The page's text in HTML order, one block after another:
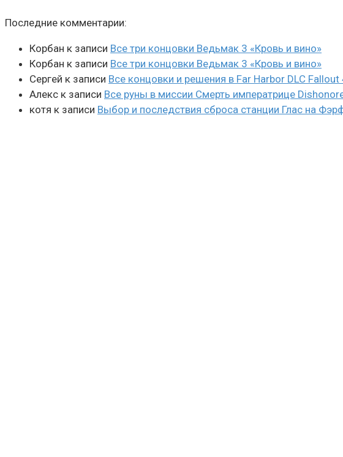
Последние комментарии:
Корбан к записи Все три концовки Ведьмак 3 «Кровь и вино»
Корбан к записи Все три концовки Ведьмак 3 «Кровь и вино»
Сергей к записи Все концовки и решения в Far Harbor DLC Fallout
Алекс к записи Все руны в миссии Смерть императрице
котя к записи Выбор и последствия сброса станции Глас на